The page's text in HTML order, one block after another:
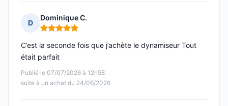
D
Dominique C.
Note : 5 sur 5
Publié le 07/07/2026 à 12h58
suite à un achat du 24/06/2026
C’est la seconde fois que j’achète le dynamiseur Tout
était parfait